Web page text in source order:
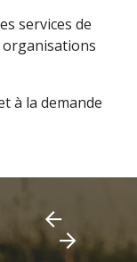
services de
à la demande